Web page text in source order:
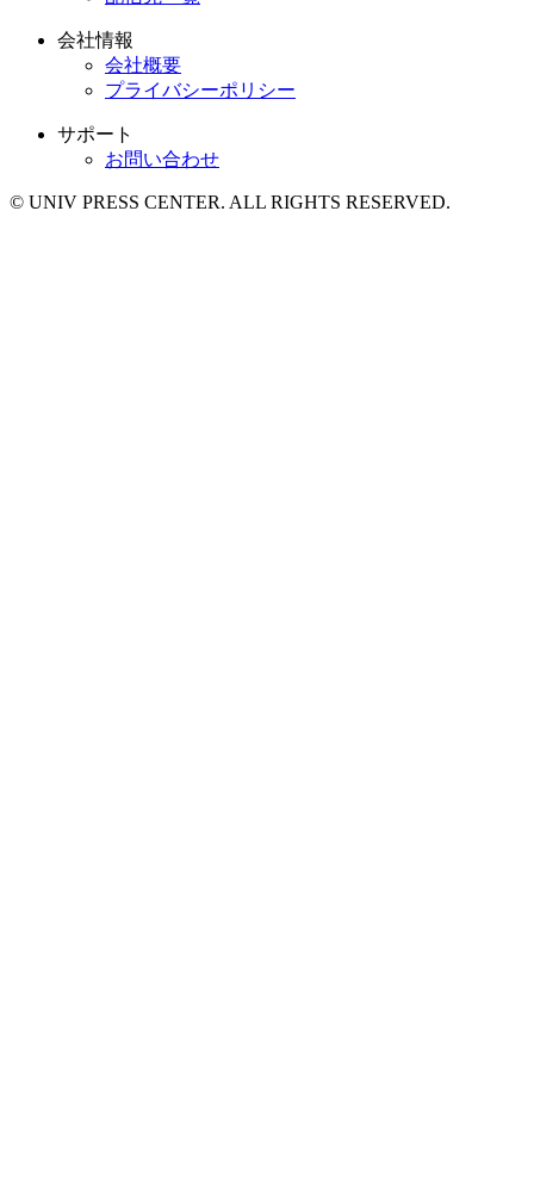
会社情報
会社概要
プライバシーポリシー
サポート
お問い合わせ
© UNIV PRESS CENTER. ALL RIGHTS RESERVED.